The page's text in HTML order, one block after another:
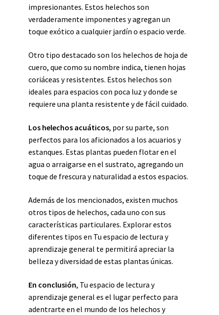
impresionantes. Estos helechos son
verdaderamente imponentes y agregan un
toque exótico a cualquier jardín o espacio verde.
Otro tipo destacado son los helechos de hoja de
cuero, que como su nombre indica, tienen hojas
coriáceas y resistentes. Estos helechos son
ideales para espacios con poca luz y donde se
requiere una planta resistente y de fácil cuidado.
Los helechos acuáticos, por su parte, son
perfectos para los aficionados a los acuarios y
estanques. Estas plantas pueden flotar en el
agua o arraigarse en el sustrato, agregando un
toque de frescura y naturalidad a estos espacios.
Además de los mencionados, existen muchos
otros tipos de helechos, cada uno con sus
características particulares. Explorar estos
diferentes tipos en Tu espacio de lectura y
aprendizaje general te permitirá apreciar la
belleza y diversidad de estas plantas únicas.
En conclusión, Tu espacio de lectura y
aprendizaje general es el lugar perfecto para
adentrarte en el mundo de los helechos y